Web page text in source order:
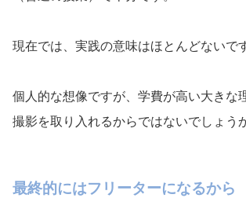
現在では、実践の意味はほとんどないで
個人的な想像ですが、学費が高い大きな
撮影を取り入れるからではないでしょう
最終的にはフリーターになるから